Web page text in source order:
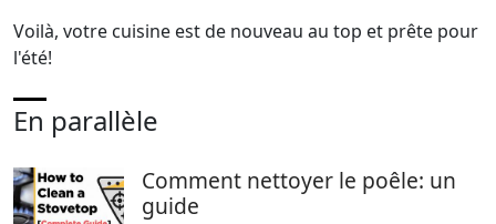
Voilà, votre cuisine est de nouveau au top et prête pour
l'été!
En parallèle
Comment nettoyer le poêle: un
guide